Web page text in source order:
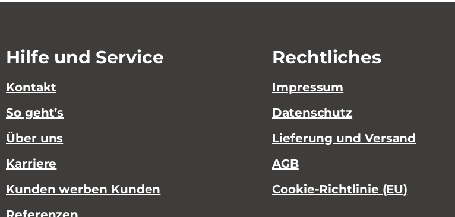
Hilfe und Service
Kontakt
So geht’s
Über uns
Karriere
Kunden werben Kunden
Rechtliches
Impressum
Datenschutz
Lieferung und Versand
AGB
Cookie-Richtlinie (EU)